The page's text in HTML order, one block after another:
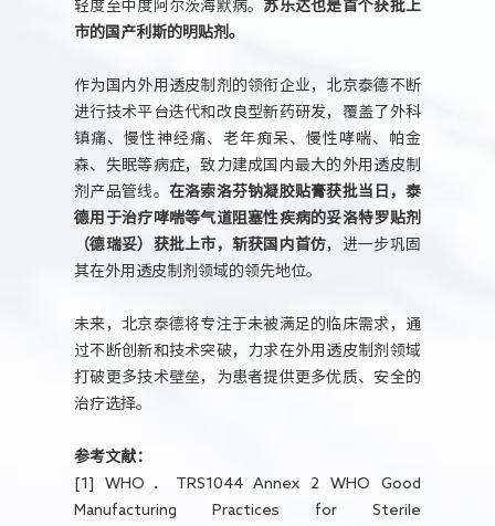
轻度至中度阿尔茨海默病。 苏乐达也是首个获批上
市的国产利斯的明贴剂。
作为国内外用透皮制剂的领衔企业，北京泰德不断
进行技术平台迭代和改良型新药研发，覆盖了外科
镇痛、慢性神经痛、老年痴呆、慢性哮喘、帕金
森、失眠等病症，致力建成国内最大的外用透皮制
剂产品管线。 在洛索洛芬钠凝胶贴膏获批当日 ，泰
德用于治疗哮喘等气道阻塞性疾病的妥洛特罗贴剂
（德瑞妥）获批上市，斩获国内首仿，进一步巩固
其在外用透皮制剂领域的领先地位。
未来，北京泰德将专注于未被满足的临床需求，通
过不断创新和技术突破，力求在外用透皮制剂领域
打破更多技术壁垒，为患者提供更多优质、安全的
治疗选择。
参考文献：
[1] WHO．TRS1044 Annex 2 WHO Good
Manufacturing Practices for Sterile